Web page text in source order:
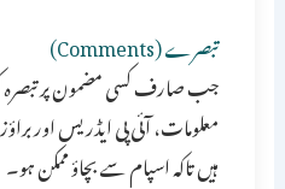
تبصرے (Comments)
جب صارف کسی مضمون پر تبصرہ
معلومات، آئی پی ایڈریس اور
ہیں تاکہ اسپام سے بچاؤ ممکن ہو۔